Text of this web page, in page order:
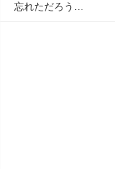
忘れただろう…